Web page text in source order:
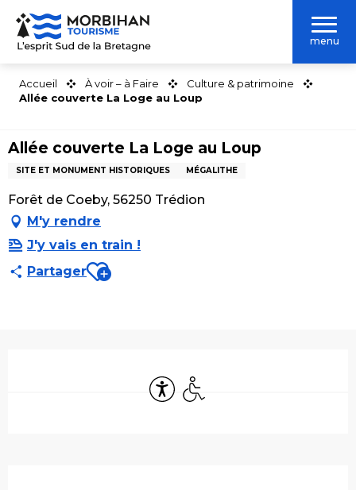
Aller
contenu
menu
Accueil À voir – à Faire
Culture & patrimoine
Allée couverte La Loge au Loup
Allée couverte La Loge au Loup
SITE ET MONUMENT HISTORIQUES MÉGALITHE
Forêt de Coeby, 56250 Trédion
M'y rendre
J'y vais en train !
PartagerAjouter aux favoris
AccessibilitéAccès handicapés